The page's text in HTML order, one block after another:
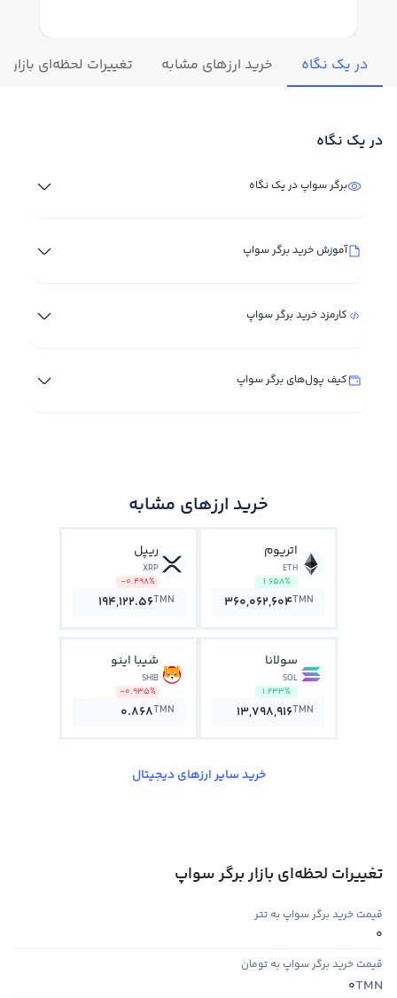
در یک نگاه خرید ارزهای مشابه تغییرات لحظه‌ای بازار
در یک نگاه
برگر سواپ در یک نگاه
آموزش خرید برگر سواپ
کارمزد خرید برگر سواپ
کیف پول‌های برگر سواپ
خرید ارزهای مشابه
اتریوم
ETH
1.658%
360,062,604TMN
ریپل
XRP
-0.498%
194,122.56TMN
سولانا
SOL
1.233%
13,798,916TMN
شیبا اینو
SHIB
-0.935%
0.868TMN
خرید سایر ارزهای دیجیتال
تغییرات لحظه‌ای بازار برگر سواپ
قیمت خرید برگر سواپ به تتر
0
قیمت خرید برگر سواپ به تومان
TMN
0